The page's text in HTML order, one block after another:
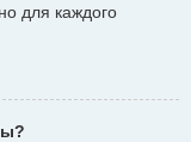
для каждого